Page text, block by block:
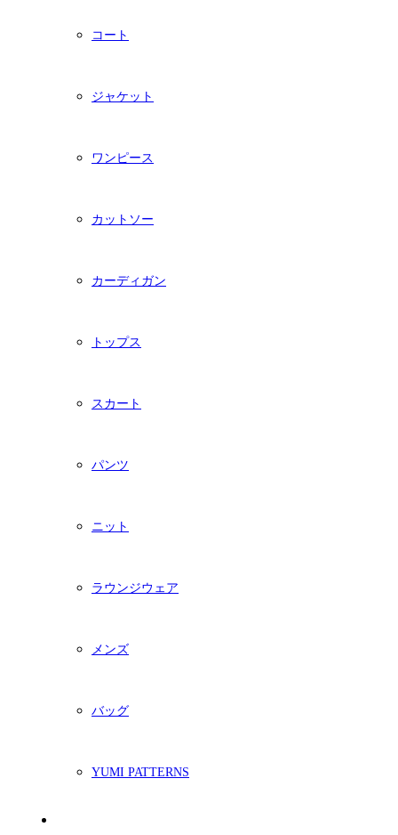
コート
ジャケット
ワンピース
カットソー
カーディガン
トップス
スカート
パンツ
ニット
ラウンジウェア
メンズ
バッグ
YUMI PATTERNS